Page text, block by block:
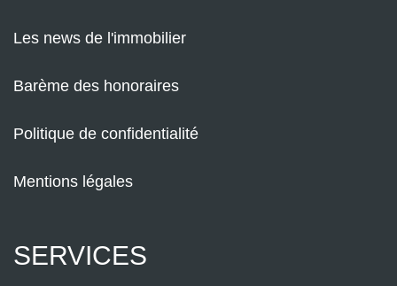
Les news de l'immobilier
Barème des honoraires
Politique de confidentialité
Mentions légales
SERVICES